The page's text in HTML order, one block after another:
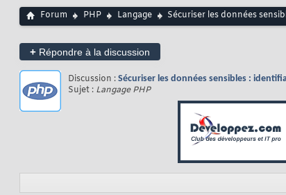
Forum PHP Langage Sécuriser les données
+ Répondre à la discussion
Discussion : Sécuriser les données sensibles :
Sujet : Langage PHP